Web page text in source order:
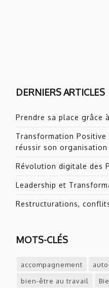
DERNIERS ARTICLES
Prendre sa place grâce
Transformation Positive
réussir son organisation
Révolution digitale des
Leadership et
Restructurations,
MOTS-CLÉS
accompagnement
bien-être au travail